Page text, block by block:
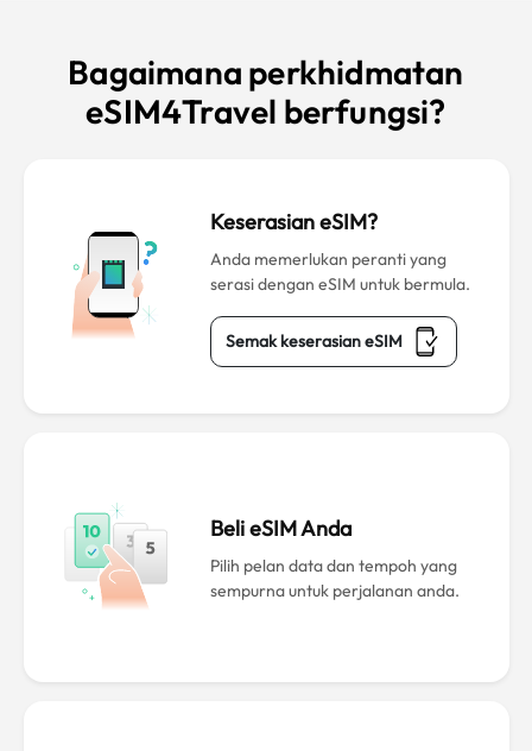
Bagaimana perkhidmatan
eSIM4Travel berfungsi?
Keserasian eSIM?
Anda memerlukan peranti yang
serasi dengan eSIM untuk bermula.
Semak keserasian eSIM
Beli eSIM Anda
Pilih pelan data dan tempoh yang
sempurna untuk perjalanan anda.